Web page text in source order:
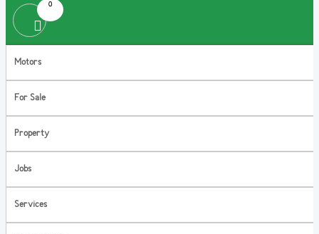
0
Motors
For Sale
Property
Jobs
Services